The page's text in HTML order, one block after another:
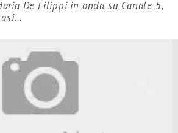
De Filippi in onda su Canale 5,